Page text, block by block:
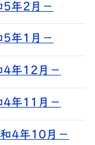
5年2月－
5年1月－
4年12月－
4年11月－
4年10月－